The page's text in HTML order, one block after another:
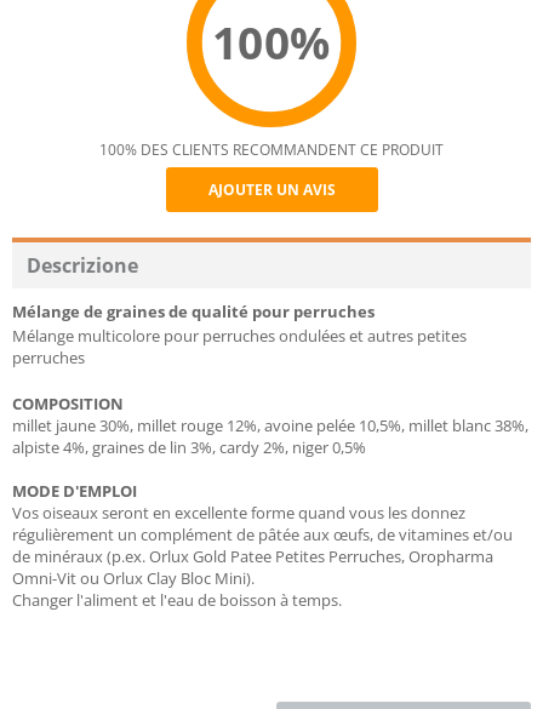
100%
Recommend
100% DES CLIENTS RECOMMANDENT CE PRODUIT
AJOUTER UN AVIS
Descrizione
Mélange de graines de qualité pour perruches
Mélange multicolore pour perruches ondulées et autres petites
perruches
COMPOSITION
millet jaune 30%, millet rouge 12%, avoine pelée 10,5%, millet blanc 38%,
alpiste 4%, graines de lin 3%, cardy 2%, niger 0,5%
MODE D'EMPLOI
Vos oiseaux seront en excellente forme quand vous les donnez
régulièrement un complément de pâtée aux œufs, de vitamines et/ou
de minéraux (p.ex. Orlux Gold Patee Petites Perruches, Oropharma
Omni-Vit ou Orlux Clay Bloc Mini).
Changer l'aliment et l'eau de boisson à temps.